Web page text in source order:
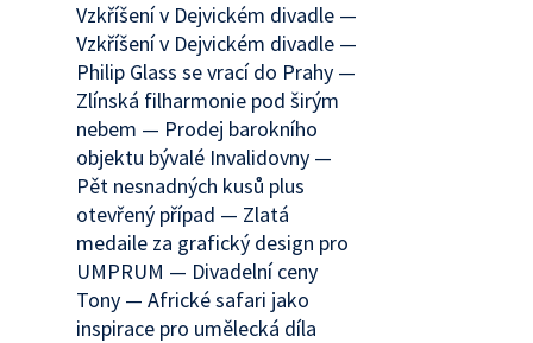
Vzkříšení v Dejvickém divadle —
Vzkříšení v Dejvickém divadle —
Philip Glass se vrací do Prahy —
Zlínská filharmonie pod širým
nebem — Prodej barokního
objektu bývalé Invalidovny —
Pět nesnadných kusů plus
otevřený případ — Zlatá
medaile za grafický design pro
UMPRUM — Divadelní ceny
Tony — Africké safari jako
inspirace pro umělecká díla